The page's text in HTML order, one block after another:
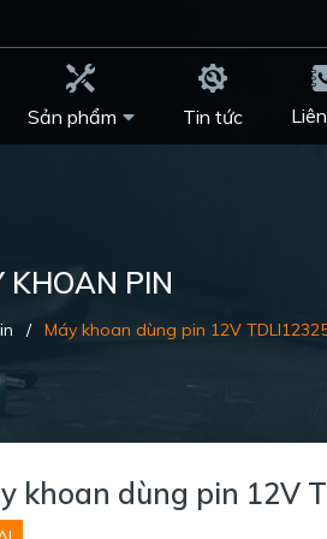
Sản phẩm Tin tức
KHOAN PIN
/ Máy khoan dùng pin 12V
khoan dùng pin 12V